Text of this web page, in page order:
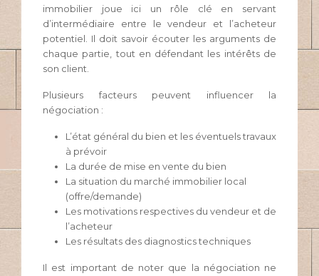
immobilier joue ici un rôle clé en servant
d’intermédiaire entre le vendeur et l’acheteur
potentiel. Il doit savoir écouter les arguments de
chaque partie, tout en défendant les intérêts de
son client.
Plusieurs facteurs peuvent influencer la
négociation :
L’état général du bien et les éventuels travaux
à prévoir
La durée de mise en vente du bien
La situation du marché immobilier local
(offre/demande)
Les motivations respectives du vendeur et de
l’acheteur
Les résultats des diagnostics techniques
Il est important de noter que la négociation ne